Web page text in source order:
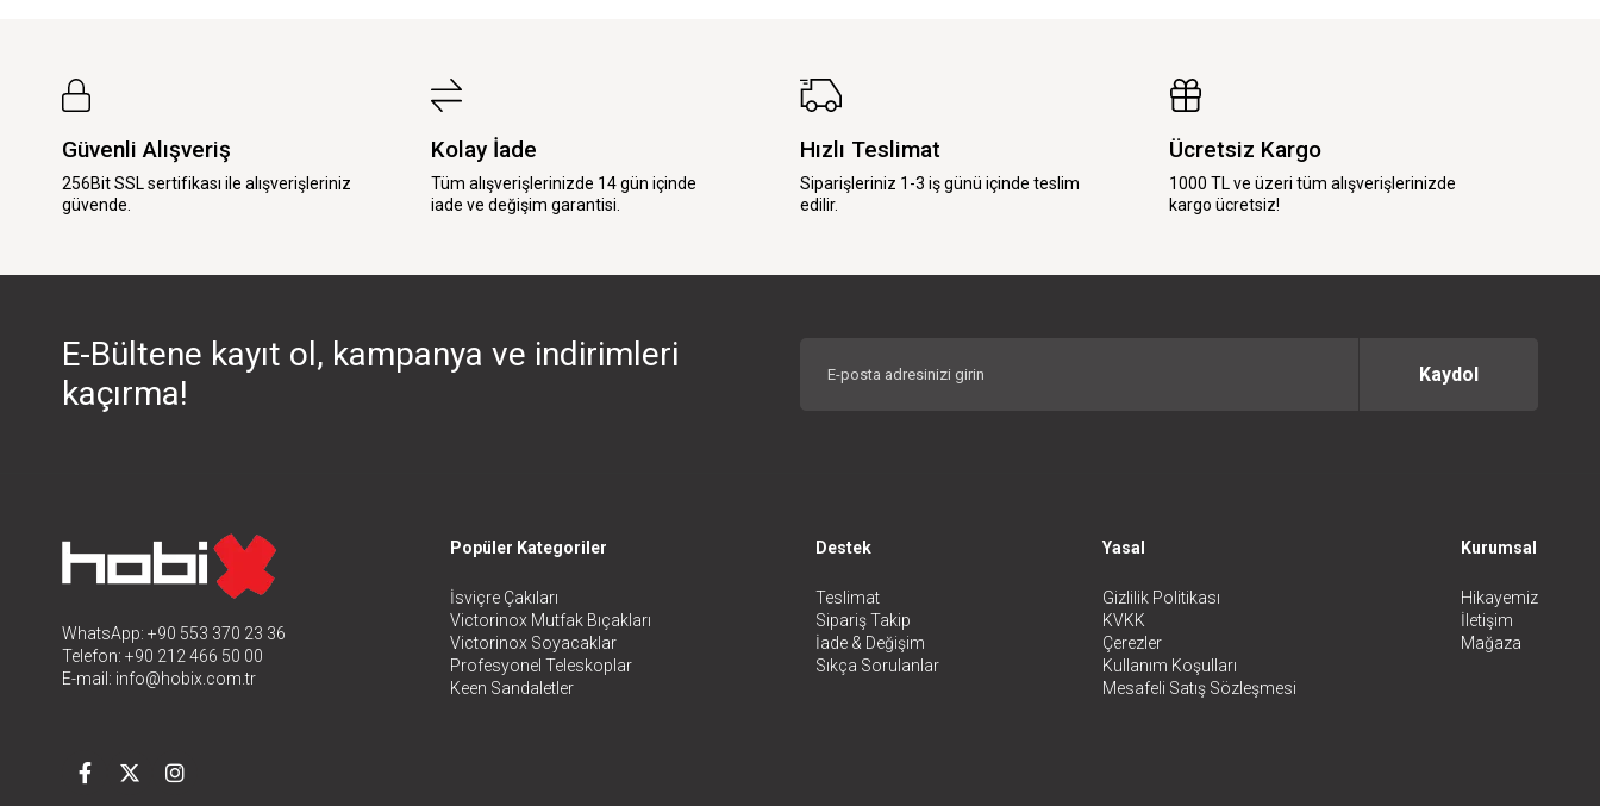
Güvenli Alışveriş
256Bit SSL sertifikası ile alışverişleriniz
güvende.
Kolay İade
Tüm alışverişlerinizde 14 gün içinde
iade ve değişim garantisi.
Hızlı Teslimat
Siparişleriniz 1-3 iş günü içinde teslim
edilir.
Ücretsiz Kargo
1000 TL ve üzeri tüm alışverişlerinizde
kargo ücretsiz!
E-Bültene kayıt ol, kampanya ve indirimleri
kaçırma!
Kaydol
WhatsApp: +90 553 370 23 36
Telefon: +90 212 466 50 00
E-mail: info@hobix.com.tr
Popüler Kategoriler
İsviçre Çakıları
Victorinox Mutfak Bıçakları
Victorinox Soyacaklar
Profesyonel Teleskoplar
Keen Sandaletler
Destek
Teslimat
Sipariş Takip
İade & Değişim
Sıkça Sorulanlar
Yasal
Gizlilik Politikası
KVKK
Çerezler
Kullanım Koşulları
Mesafeli Satış Sözleşmesi
Kurumsal
Hikayemiz
İletişim
Mağaza